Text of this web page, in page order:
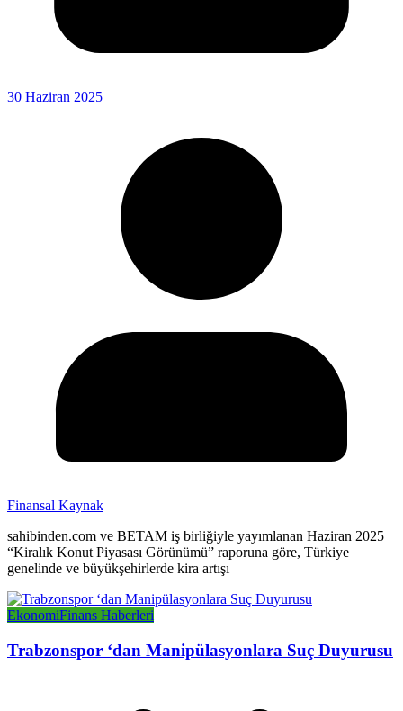
30 Haziran 2025
Finansal Kaynak
sahibinden.com ve BETAM iş birliğiyle yayımlanan Haziran 2025
“Kiralık Konut Piyasası Görünümü” raporuna göre, Türkiye
genelinde ve büyükşehirlerde kira artışı
EkonomiFinans Haberleri
Trabzonspor ‘dan Manipülasyonlara Suç Duyurusu